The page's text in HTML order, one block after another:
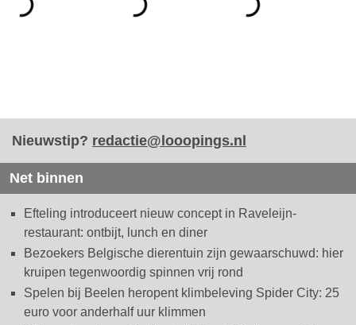
Nieuwstip? redactie@looopings.nl
Net binnen
Efteling introduceert nieuw concept in Raveleijn-
restaurant: ontbijt, lunch en diner
Bezoekers Belgische dierentuin zijn gewaarschuwd: hier
kruipen tegenwoordig spinnen vrij rond
Spelen bij Beelen heropent klimbeleving Spider City: 25
euro voor anderhalf uur klimmen